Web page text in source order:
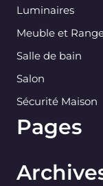
Luminaires
Meuble et
Salle de bain
Salon
Sécurité Maison
Pages